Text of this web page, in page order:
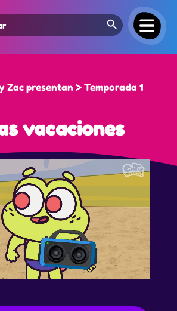
Search Button
Zac presentan > Temporada 1
vacaciones